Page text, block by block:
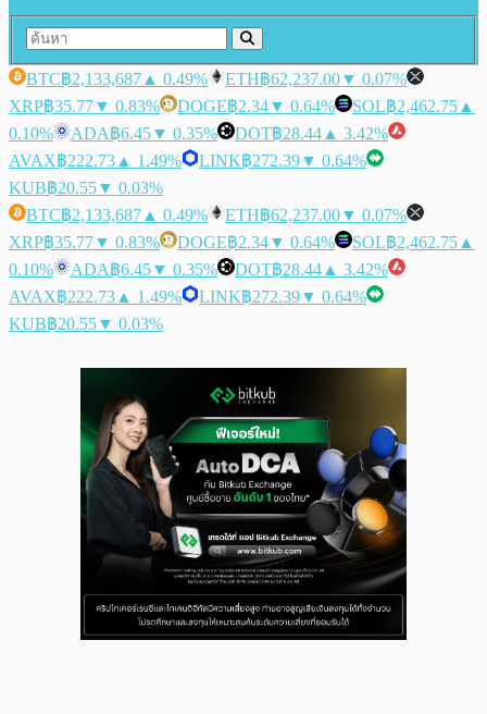
BTC฿2,133,687 ▲ 0.49% ETH฿62,237.00▼ 0.07%
XRP฿35.77▼ 0.83% DOGE฿2.34▼ 0.64% SOL฿2,462.75 ▲
0.10%
ADA฿6.45▼ 0.35% DOT฿28.44 ▲ 3.42%
AVAX฿222.73 ▲ 1.49% LINK฿272.39▼ 0.64%
KUB฿20.55▼ 0.03%
BTC฿2,133,687 ▲ 0.49% ETH฿62,237.00▼ 0.07%
XRP฿35.77▼ 0.83% DOGE฿2.34▼ 0.64% SOL฿2,462.75 ▲
0.10%
ADA฿6.45▼ 0.35% DOT฿28.44 ▲ 3.42%
AVAX฿222.73 ▲ 1.49% LINK฿272.39▼ 0.64%
KUB฿20.55▼ 0.03%